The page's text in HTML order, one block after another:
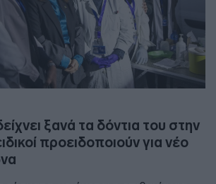
ξανά τα δόντια του στην
προειδοποιούν για νέο